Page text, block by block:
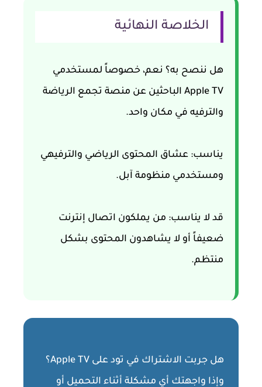
الخلاصة النهائية
هل ننصح به؟ نعم، خصوصاً لمستخدمي
Apple TV الباحثين عن منصة تجمع الرياضة
والترفيه في مكان واحد.
يناسب: عشاق المحتوى الرياضي والترفيهي
ومستخدمي منظومة آبل.
قد لا يناسب: من يملكون اتصال إنترنت
ضعيفاً أو لا يشاهدون المحتوى بشكل
منتظم.
هل جربت الاشتراك في تود على Apple TV؟
وإذا واجهتك أي مشكلة أثناء التحميل أو